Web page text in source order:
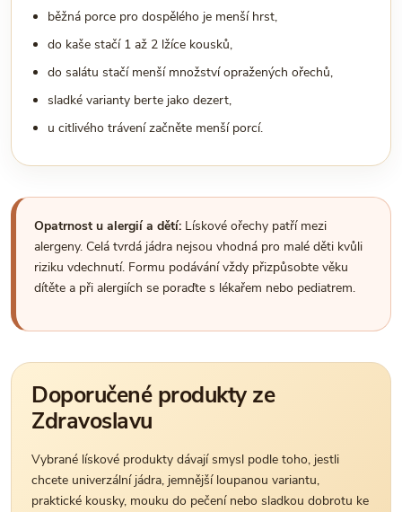
běžná porce pro dospělého je menší hrst,
do kaše stačí 1 až 2 lžíce kousků,
do salátu stačí menší množství opražených ořechů,
sladké varianty berte jako dezert,
u citlivého trávení začněte menší porcí.
Opatrnost u alergií a dětí: Lískové ořechy patří mezi
alergeny. Celá tvrdá jádra nejsou vhodná pro malé děti kvůli
riziku vdechnutí. Formu podávání vždy přizpůsobte věku
dítěte a při alergiích se poraďte s lékařem nebo pediatrem.
Doporučené produkty ze
Zdravoslavu
Vybrané lískové produkty dávají smysl podle toho, jestli
chcete univerzální jádra, jemnější loupanou variantu,
praktické kousky, mouku do pečení nebo sladkou dobrotu ke